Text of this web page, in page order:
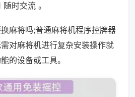
时交流 。
麻将吗;普通麻将机程序控牌器
对麻将机进行复杂安装操作就
的设备或工具。